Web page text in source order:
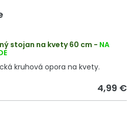
stojan na kvety 60 cm - NA
kruhová opora na kvety.
4,99 €